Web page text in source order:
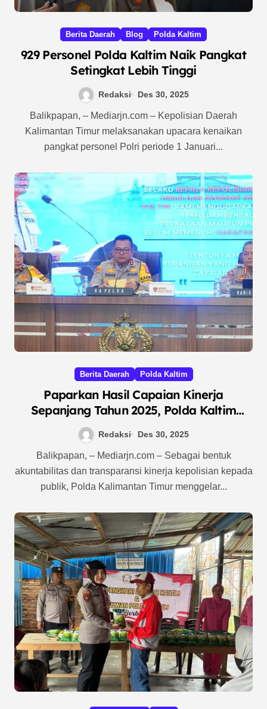
Berita Daerah Blog Polda Kaltim
929 Personel Polda Kaltim Naik Pangkat
Setingkat Lebih Tinggi
Redaksi Des 30, 2025
Balikpapan, – Mediarjn.com – Kepolisian Daerah
Kalimantan Timur melaksanakan upacara kenaikan
pangkat personel Polri periode 1 Januari...
Berita Daerah Polda Kaltim
Paparkan Hasil Capaian Kinerja
Sepanjang Tahun 2025, Polda Kaltim
Gelar Release Akhir Tahun
Redaksi Des 30, 2025
Balikpapan, – Mediarjn.com – Sebagai bentuk
akuntabilitas dan transparansi kinerja kepolisian kepada
publik, Polda Kalimantan Timur menggelar...